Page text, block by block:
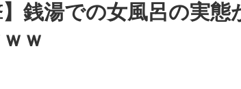
】銭湯での女風呂の実
ｗ